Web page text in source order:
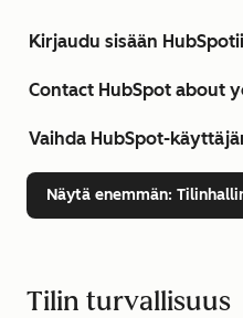
Kirjaudu sisään
Contact HubSpot about
Vaihda HubSpot-
Näytä enemmän:
Tilin turvallisuus